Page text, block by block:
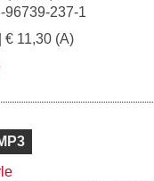
96739-237-1
| € 11,30 (A)